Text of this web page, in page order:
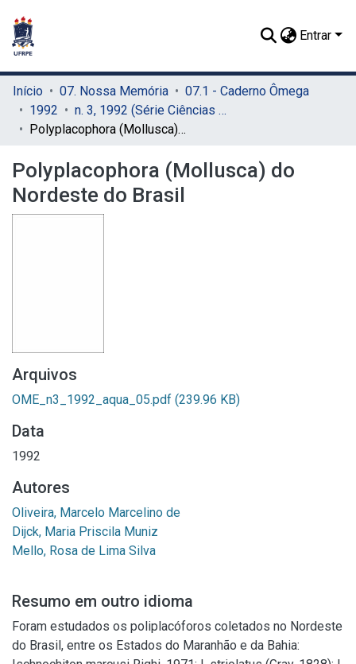
Entrar
Início 07. Nossa Memória
07.1 - Caderno Ômega
1992
n. 3, 1992 (Série Ciências Aquáticas)
Polyplacophora (Mollusca) do Nordeste do Brasil
Polyplacophora (Mollusca) do
Nordeste do Brasil
Arquivos
OME_n3_1992_aqua_05.pdf (239.96 KB)
Data
1992
Autores
Oliveira, Marcelo Marcelino de
Dijck, Maria Priscila Muniz
Mello, Rosa de Lima Silva
Resumo em outro idioma
Foram estudados os poliplacóforos coletados no Nordeste
do Brasil, entre os Estados do Maranhão e da Bahia: